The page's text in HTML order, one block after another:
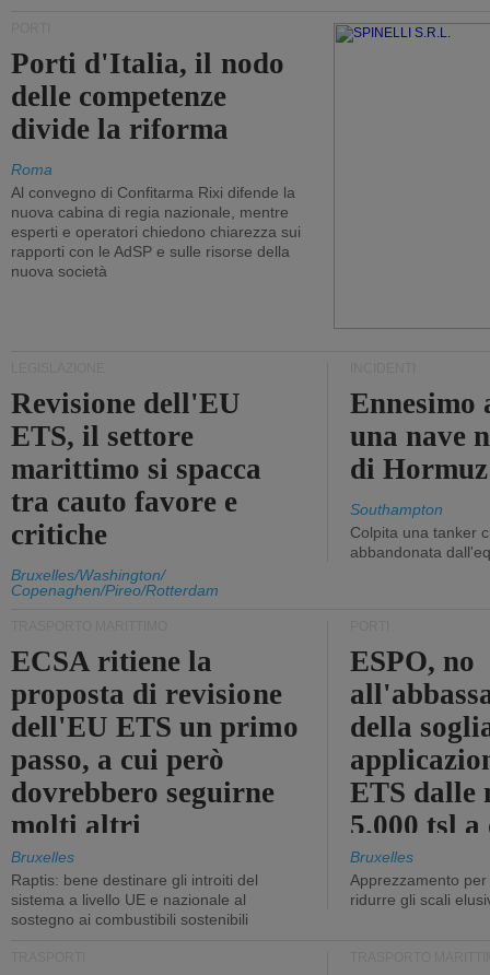
Porti d'Italia, il nodo
delle competenze
divide la riforma
Roma
Al convegno di Confitarma Rixi difende la
nuova cabina di regia nazionale, mentre
esperti e operatori chiedono chiarezza sui
rapporti con le AdSP e sulle risorse della
nuova società
Revisione dell'EU
ETS, il settore
marittimo si spacca
tra cauto favore e
critiche
Bruxelles/Washington/
Copenaghen/Pireo/Rotterdam
Ennesimo
una nave
di Hormuz
Southampton
Colpita una tanker
abbandonata
ECSA ritiene la
proposta di revisione
dell'EU ETS un primo
passo, a cui però
dovrebbero seguirne
molti altri
Bruxelles
Raptis: bene destinare gli introiti del
sistema a livello UE e nazionale al
sostegno ai combustibili sostenibili
ESPO, no
della
ETS dalle
5.000 tsl
400 tsl
Bruxelles
Apprezzamento
ridurre gli scali